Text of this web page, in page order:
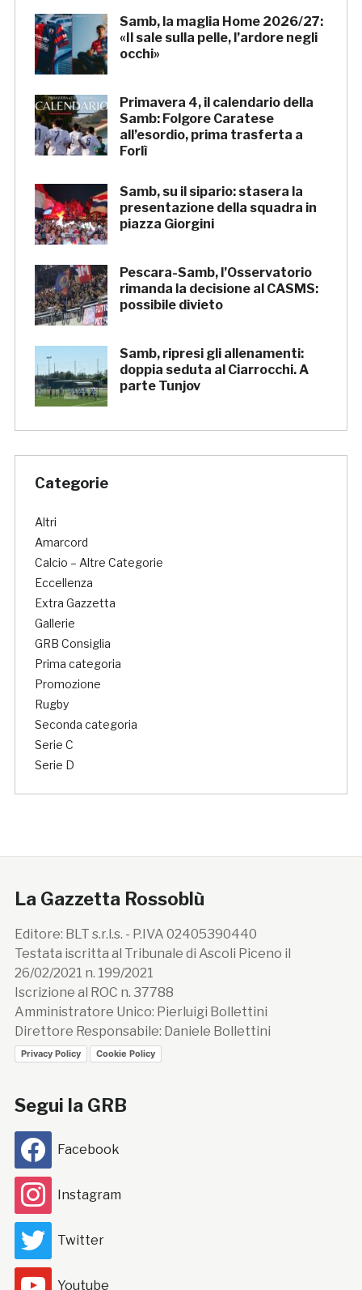
Samb, la maglia Home 2026/27:
«Il sale sulla pelle, l’ardore negli
occhi»
Primavera 4, il calendario della
Samb: Folgore Caratese
all’esordio, prima trasferta a
Forlì
Samb, su il sipario: stasera la
presentazione della squadra in
piazza Giorgini
Pescara-Samb, l’Osservatorio
rimanda la decisione al CASMS:
possibile divieto
Samb, ripresi gli allenamenti:
doppia seduta al Ciarrocchi. A
parte Tunjov
Categorie
Altri
Amarcord
Calcio – Altre Categorie
Eccellenza
Extra Gazzetta
Gallerie
GRB Consiglia
Prima categoria
Promozione
Rugby
Seconda categoria
Serie C
Serie D
La Gazzetta Rossoblù
Editore: BLT s.r.l.s. - P.IVA 02405390440
Testata iscritta al Tribunale di Ascoli Piceno il
26/02/2021 n. 199/2021
Iscrizione al ROC n. 37788
Amministratore Unico: Pierluigi Bollettini
Direttore Responsabile: Daniele Bollettini
Privacy Policy Cookie Policy
Segui la GRB
Facebook
Instagram
Twitter
Youtube